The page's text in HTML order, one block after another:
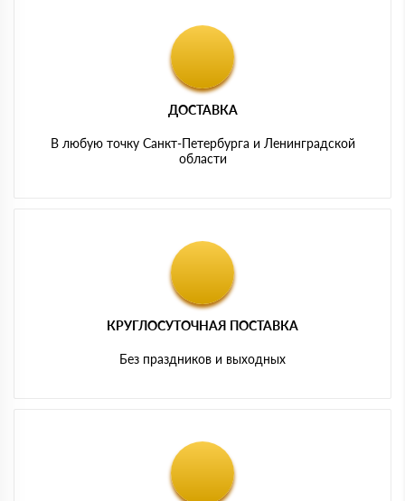
ДОСТАВКА
В любую точку Санкт-Петербурга и Ленинградской
области
КРУГЛОСУТОЧНАЯ ПОСТАВКА
Без праздников и выходных